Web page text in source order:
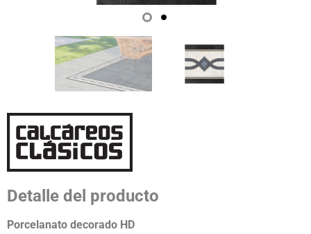
Detalle del producto
Porcelanato decorado HD